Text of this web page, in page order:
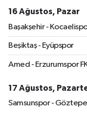
16 Ağustos, Pazar
Başakşehir -
Beşiktaş - Eyüpspor
Amed - Erzurumspor
17 Ağustos,
Samsunspor - Göztepe